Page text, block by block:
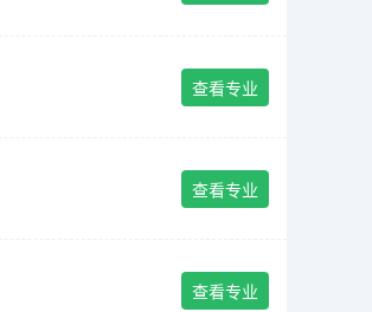
查看专业
查看专业
查看专业